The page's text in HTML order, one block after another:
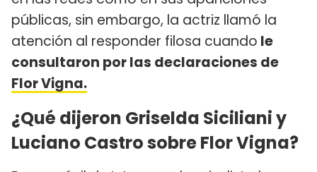
públicas, sin embargo, la actriz llamó la
atención al responder filosa cuando le
consultaron por las declaraciones de
Flor Vigna.
¿Qué dijeron Griselda Siciliani y
Luciano Castro sobre Flor Vigna?